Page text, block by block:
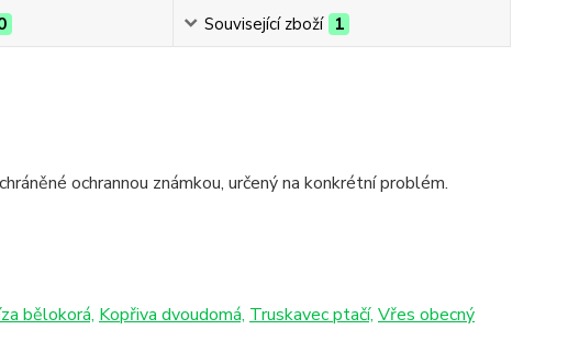
Související zboží 1
ochrannou známkou, určený na konkrétní problém.
bělokorá, Kopřiva dvoudomá, Truskavec ptačí, Vřes obecný